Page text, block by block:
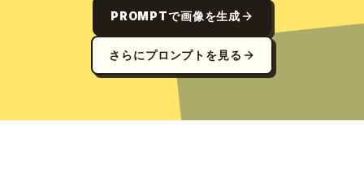
PROMPTで画像を生成
さらにプロンプトを見る